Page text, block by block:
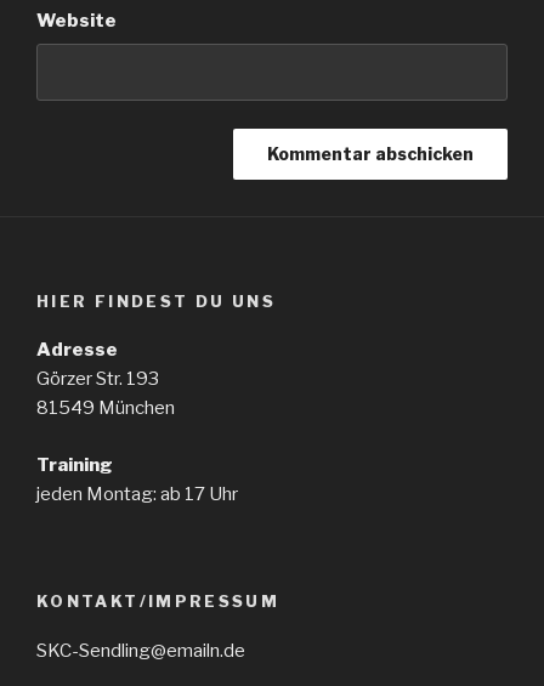
Website
HIER FINDEST DU UNS
Adresse
Görzer Str. 193
81549 München
Training
jeden Montag: ab 17 Uhr
KONTAKT/IMPRESSUM
SKC-Sendling@emailn.de